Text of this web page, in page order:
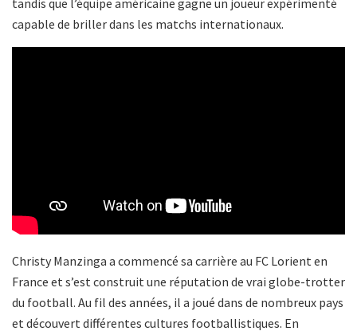
capable de briller dans les matchs internationaux.
Christy Manzinga a commencé sa carrière au FC Lorient en
France et s’est construit une réputation de vrai globe-trotter
du football. Au fil des années, il a joué dans de nombreux pays
et découvert différentes cultures footballistiques. En